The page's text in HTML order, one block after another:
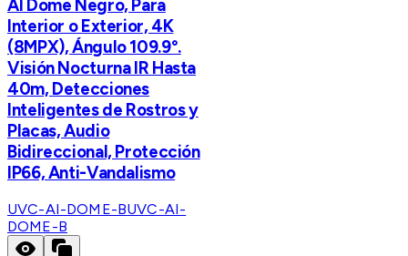
AI Dome Negro, Para
Interior o Exterior, 4K
(8MPX), Ángulo 109.9°.
Visión Nocturna IR Hasta
40m, Detecciones
Inteligentes de Rostros y
Placas, Audio
Bidireccional, Protección
IP66, Anti-Vandalismo
UVC-AI-DOME-BUVC-AI-
DOME-B